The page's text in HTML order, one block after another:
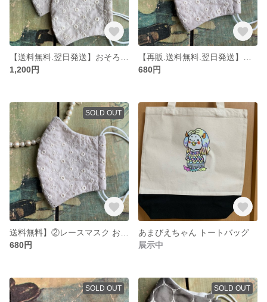
1,200円
680円
SOLD OUT
680円
あまびえちゃん トートバッグ
展示中
SOLD OUT SOLD OUT